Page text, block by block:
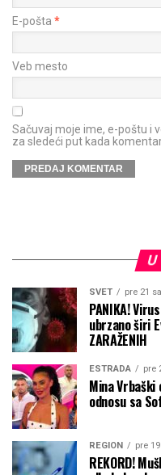
E-pošta *
Veb mesto
Sačuvaj moje ime, e-poštu i
za sledeći put kada
U
SVET pre 21
PANIKA!
ubrzano širi
ZARAŽENIH
ESTRADA pre
Mina
odnosu sa
REGION pre
REKORD!